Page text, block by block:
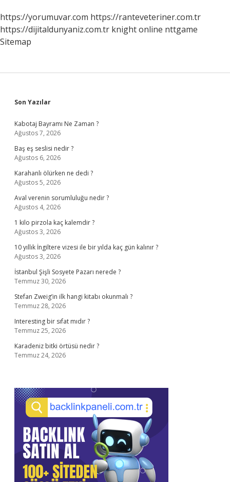
https://yorumuvar.com https://ranteveteriner.com.tr
https://dijitaldunyaniz.com.tr knight online nttgame
Sitemap
Sidebar
Son Yazılar
Kabotaj Bayramı Ne Zaman ?
Ağustos 7, 2026
Baş eş seslisi nedir ?
Ağustos 6, 2026
Karahanlı ölürken ne dedi ?
Ağustos 5, 2026
Aval verenin sorumluluğu nedir ?
Ağustos 4, 2026
1 kilo pirzola kaç kalemdir ?
Ağustos 3, 2026
10 yıllık İngiltere vizesi ile bir yılda kaç gün kalınır ?
Ağustos 3, 2026
İstanbul Şişli Sosyete Pazarı nerede ?
Temmuz 30, 2026
Stefan Zweig’in ilk hangi kitabı okunmalı ?
Temmuz 28, 2026
Interesting bir sıfat mıdır ?
Temmuz 25, 2026
Karadeniz bitki örtüsü nedir ?
Temmuz 24, 2026